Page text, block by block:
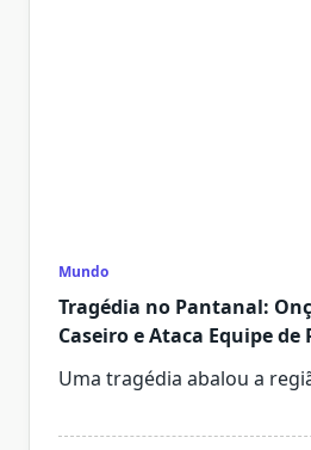
Mundo
Tragédia no Pantanal:
Caseiro e Ataca Equipe de
Uma tragédia abalou a